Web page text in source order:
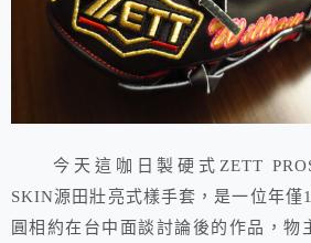
今天這咖日製硬式ZETT
SKIN源田壯亮式樣手套，是一位年僅
圓相約在台中面談討論後的作品，物